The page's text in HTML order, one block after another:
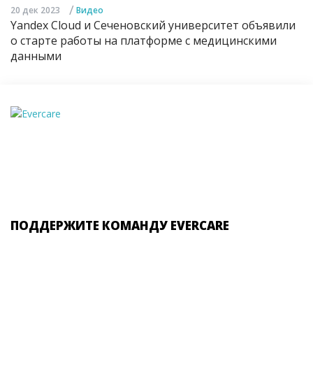
20 дек 2023 / Видео
Yandex Cloud и Сеченовский университет объявили
о старте работы на платформе с медицинскими
данными
ПОДДЕРЖИТЕ КОМАНДУ EVERCARE